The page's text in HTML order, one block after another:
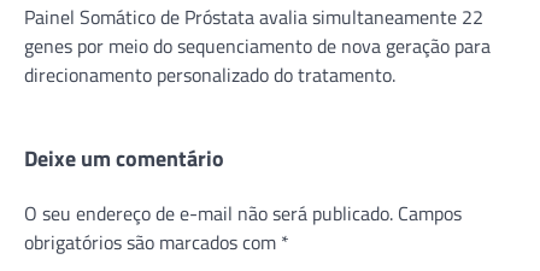
Painel Somático de Próstata avalia simultaneamente 22
genes por meio do sequenciamento de nova geração para
direcionamento personalizado do tratamento.
Deixe um comentário
O seu endereço de e-mail não será publicado. Campos
obrigatórios são marcados com *